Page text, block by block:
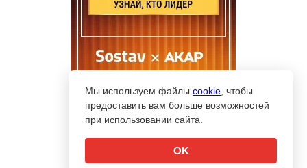
Мы используем файлы cookie , чтобы
предоставить вам больше возможностей
при использовании сайта.
OK